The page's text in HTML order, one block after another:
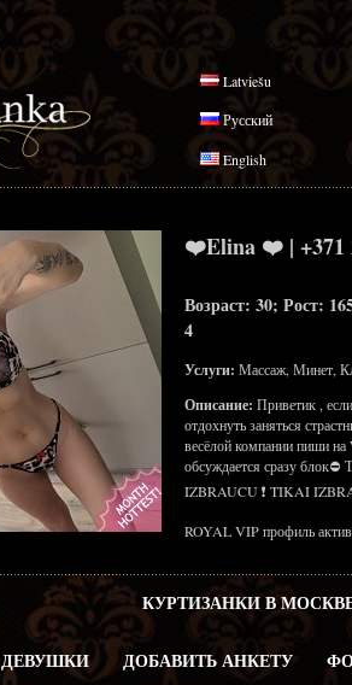
Latviešu
Русский
English
❤️Elina ❤️ | +371
Возраст: 30; Рост:
4
Услуги: Массаж, Минет,
Описание: Приветик ,
отдохнуть заняться
весёлой компании пиши
обсуждается сразу
IZBRAUCU ❗ TIKAI
ROYAL VIP профиль
КУРТИЗАНКИ В
ДЕВУШКИ ДОБАВИТЬ АНКЕТУ